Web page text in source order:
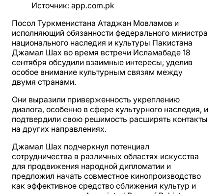
Источник: app.com.pk
Посол Туркменистана Атаджан Мовламов и
исполняющий обязанности федерального министра
национального наследия и культуры Пакистана
Джамал Шах во время встречи Исламабаде 18
сентября обсудили взаимные интересы, уделив
особое внимание культурным связям между
двумя странами.
Они выразили приверженность укреплению
диалога, особенно в сфере культурного наследия, и
подтвердили свою решимость расширять контакты
на других направлениях.
Джамал Шах подчеркнул потенциал
сотрудничества в различных областях искусства
для продвижения народной дипломатии и
предложил начать совместное кинопроизводство
как эффективное средство сближения культур и